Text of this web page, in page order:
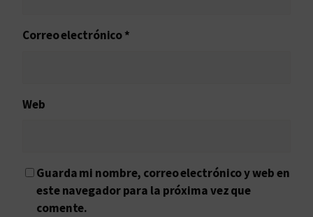
Correo electrónico*
Web
Guarda mi nombre, correo electrónico y web en
este navegador para la próxima vez que
comente.